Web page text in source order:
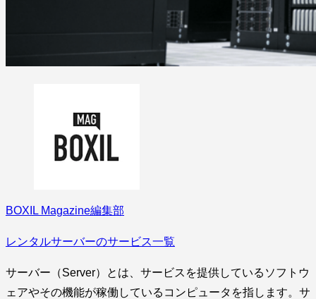
BOXIL Magazine編集部
レンタルサーバーのサービス一覧
サーバー（Server）とは、サービスを提供しているソフトウ
ェアやその機能が稼働しているコンピュータを指します。サ